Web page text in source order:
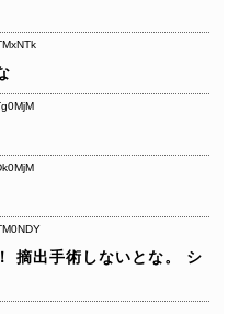
摘出手術しないとな。
シ